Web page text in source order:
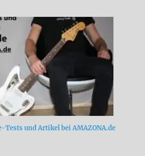
Tests und Artikel bei AMAZONA.de